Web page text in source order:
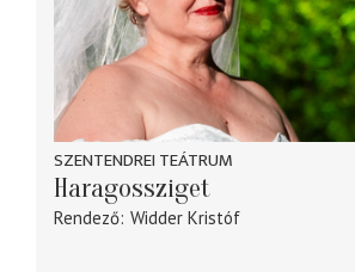
SZENTENDREI TEÁTRUM
Haragossziget
Rendező Widder Kristóf